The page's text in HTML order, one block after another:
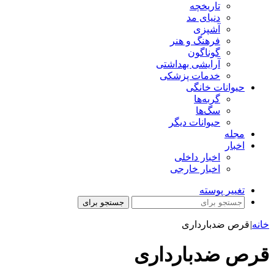
تاریخچه
دنیای مد
آشپزی
فرهنگ و هنر
گوناگون
آرایشی بهداشتی
خدمات پزشکی
حیوانات خانگی
گربه‌ها
سگ‌ها
حیوانات دیگر
مجله
اخبار
اخبار داخلی
اخبار خارجی
تغییر پوسته
جستجو برای
خانه|قرص ضدبارداری
قرص ضدبارداری